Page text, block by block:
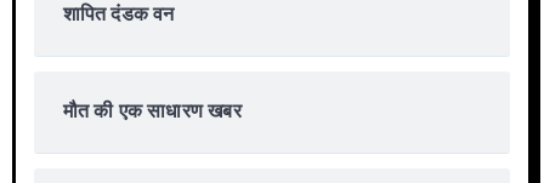
शापित दंडक वन
मौत की एक साधारण खबर